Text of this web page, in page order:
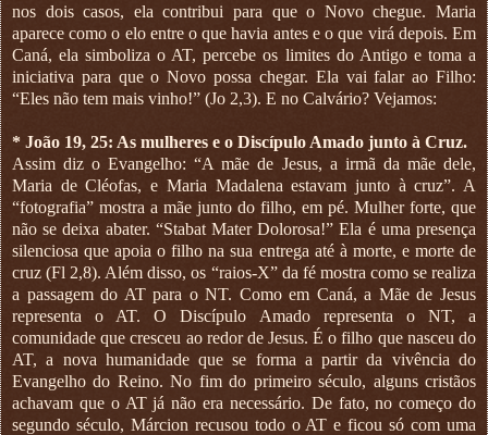
nos dois casos, ela contribui para que o Novo chegue. Maria
aparece como o elo entre o que havia antes e o que virá depois. Em
Caná, ela simboliza o AT, percebe os limites do Antigo e toma a
iniciativa para que o Novo possa chegar. Ela vai falar ao Filho:
“Eles não tem mais vinho!” (Jo 2,3). E no Calvário? Vejamos:
* João 19, 25: As mulheres e o Discípulo Amado junto à Cruz.
Assim diz o Evangelho: “A mãe de Jesus, a irmã da mãe dele,
Maria de Cléofas, e Maria Madalena estavam junto à cruz”. A
“fotografia” mostra a mãe junto do filho, em pé. Mulher forte, que
não se deixa abater. “Stabat Mater Dolorosa!” Ela é uma presença
silenciosa que apoia o filho na sua entrega até à morte, e morte de
cruz (Fl 2,8). Além disso, os “raios-X” da fé mostra como se realiza
a passagem do AT para o NT. Como em Caná, a Mãe de Jesus
representa o AT. O Discípulo Amado representa o NT, a
comunidade que cresceu ao redor de Jesus. É o filho que nasceu do
AT, a nova humanidade que se forma a partir da vivência do
Evangelho do Reino. No fim do primeiro século, alguns cristãos
achavam que o AT já não era necessário. De fato, no começo do
segundo século, Márcion recusou todo o AT e ficou só com uma